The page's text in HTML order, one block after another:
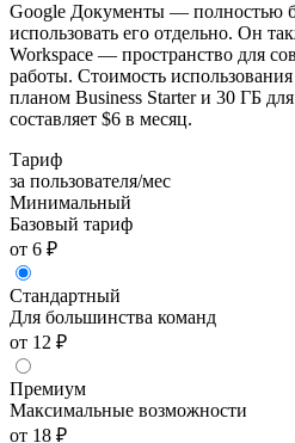
Google Документы — полностью
использовать его отдельно. Он
Workspace — пространство для
работы. Стоимость
планом Business Starter и 30 ГБ
составляет $6 в месяц.
Тариф
за пользователя/мес
Минимальный
Базовый тариф
от 6 ₽
Стандартный
Для большинства команд
от 12 ₽
Премиум
Максимальные возможности
от 18 ₽